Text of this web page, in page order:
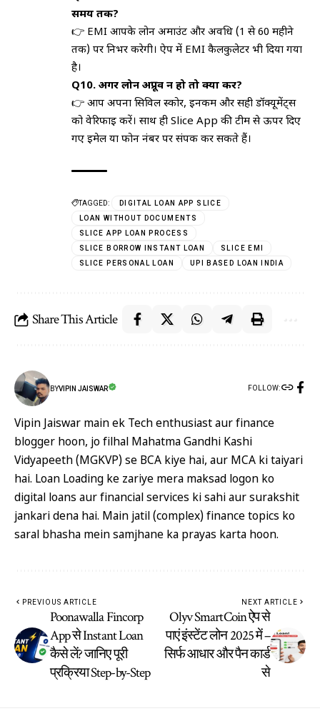
समय तक?
👉 EMI आपके लोन अमाउंट और अवधि (1 से 60 महीने
तक) पर निर्भर करेगी। ऐप में EMI कैलकुलेटर भी दिया गया
है।
Q10. अगर लोन अप्रूव न हो तो क्या करें?
👉 आप अपना सिविल स्कोर, इनकम और सही डॉक्यूमेंट्स
को वेरिफाई करें। साथ ही Slice App की टीम से ऊपर दिए
गए ईमेल या फोन नंबर पर संपर्क कर सकते हैं।
TAGGED:
DIGITAL LOAN APP SLICE
LOAN WITHOUT DOCUMENTS
SLICE APP LOAN PROCESS
SLICE BORROW INSTANT LOAN
SLICE EMI
SLICE PERSONAL LOAN
UPI BASED LOAN INDIA
Share This Article
BYVIPIN JAISWAR FOLLOW:
Vipin Jaiswar main ek Tech enthusiast aur finance
blogger hoon, jo filhal Mahatma Gandhi Kashi
Vidyapeeth (MGKVP) se BCA kiye hai, aur MCA ki taiyari
hai. Loan Loading ke zariye mera maksad logon ko
digital loans aur financial services ki sahi aur surakshit
jankari dena hai. Main jatil (complex) finance topics ko
saral bhasha mein samjhane ka prayas karta hoon.
PREVIOUS ARTICLE
Poonawalla Fincorp
App से Instant Loan
कैसे लें? जानिए पूरी
प्रक्रिया Step-by-Step
NEXT ARTICLE
Olyv SmartCoin ऐप से
पाएं इंस्टेंट लोन 2025 में –
सिर्फ आधार और पैन कार्ड
से